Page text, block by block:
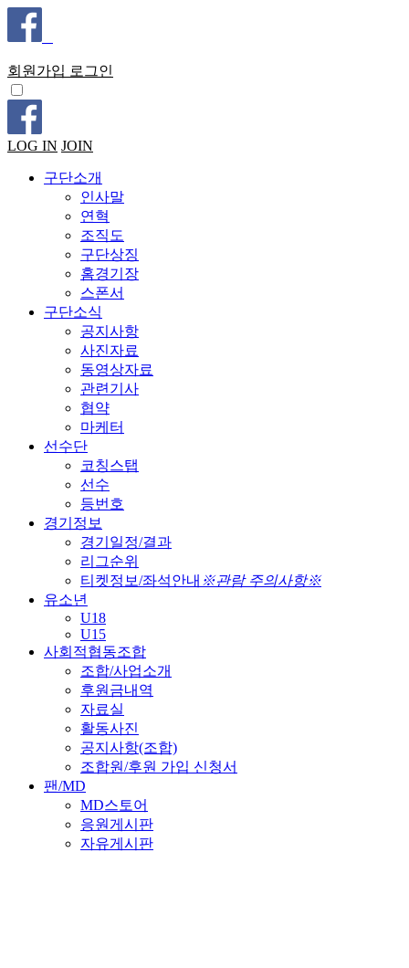
회원가입 로그인
LOG IN JOIN
구단소개
인사말
연혁
조직도
구단상징
홈경기장
스폰서
구단소식
공지사항
사진자료
동영상자료
관련기사
협약
마케터
선수단
코칭스탭
선수
등번호
경기정보
경기일정/결과
리그순위
티켓정보/좌석안내 ※관람 주의사항※
유소년
U18
U15
사회적협동조합
조합/사업소개
후원금내역
자료실
활동사진
공지사항(조합)
조합원/후원 가입 신청서
팬/MD
MD스토어
응원게시판
자유게시판